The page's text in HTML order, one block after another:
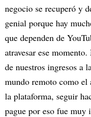
negocio se recuperó y
genial porque hay
que dependen de
atravesar ese
de nuestros ingresos a
mundo remoto como el
la plataforma, seguir
pague por eso fue muy